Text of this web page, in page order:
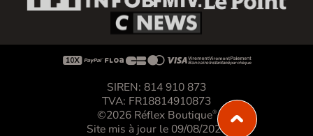

SIREN: 814 910 873
TVA: FR18814910873
©2026 Réflex Boutique®
Site mis à jour le 09/08/2026